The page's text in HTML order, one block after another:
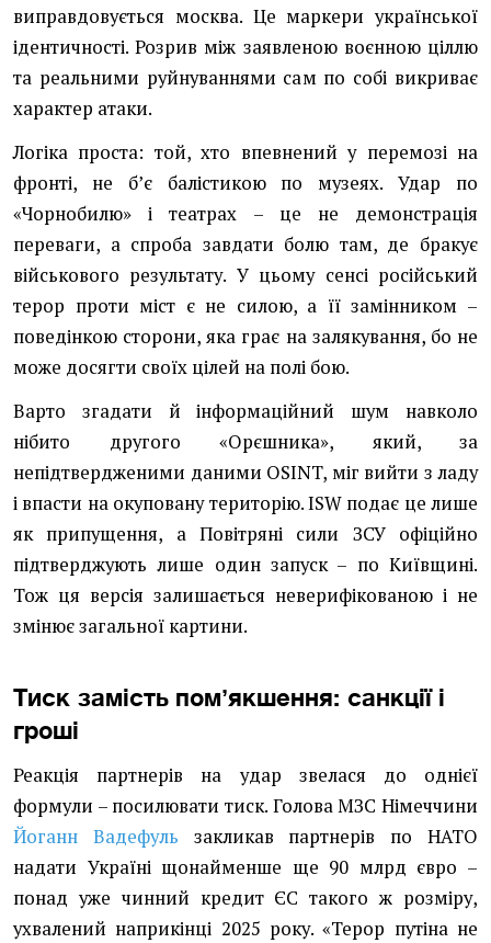
виправдовується москва. Це маркери української
ідентичності. Розрив між заявленою воєнною ціллю
та реальними руйнуваннями сам по собі викриває
характер атаки.
Логіка проста: той, хто впевнений у перемозі на
фронті, не бʼє балістикою по музеях. Удар по
«Чорнобилю» і театрах – це не демонстрація
переваги, а спроба завдати болю там, де бракує
військового результату. У цьому сенсі російський
терор проти міст є не силою, а її замінником –
поведінкою сторони, яка грає на залякування, бо не
може досягти своїх цілей на полі бою.
Варто згадати й інформаційний шум навколо
нібито другого «Орєшника», який, за
непідтвердженими даними OSINT, міг вийти з ладу
і впасти на окуповану територію. ISW подає це лише
як припущення, а Повітряні сили ЗСУ офіційно
підтверджують лише один запуск – по Київщині.
Тож ця версія залишається неверифікованою і не
змінює загальної картини.
Тиск замість помʼякшення: санкції і
гроші
Реакція партнерів на удар звелася до однієї
формули – посилювати тиск. Голова МЗС Німеччини
Йоганн Вадефуль закликав партнерів по НАТО
надати Україні щонайменше ще 90 млрд євро –
понад уже чинний кредит ЄС такого ж розміру,
ухвалений наприкінці 2025 року. «Терор путіна не